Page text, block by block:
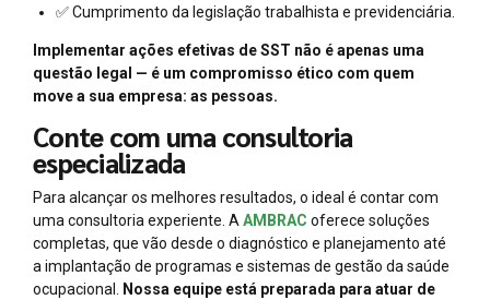
✅ Cumprimento da legislação trabalhista e previdenciária.
Implementar ações efetivas de SST não é apenas uma
questão legal — é um compromisso ético com quem
move a sua empresa: as pessoas.
Conte com uma consultoria
especializada
Para alcançar os melhores resultados, o ideal é contar com
uma consultoria experiente. AAMBRAC oferece soluções
completas, que vão desde o diagnóstico e planejamento até
a implantação de programas e sistemas de gestão da saúde
ocupacional. Nossa equipe está preparada para atuar de